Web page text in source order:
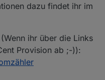
dazu findet ihr im
ihr über die Links
Provision ab ;-)):